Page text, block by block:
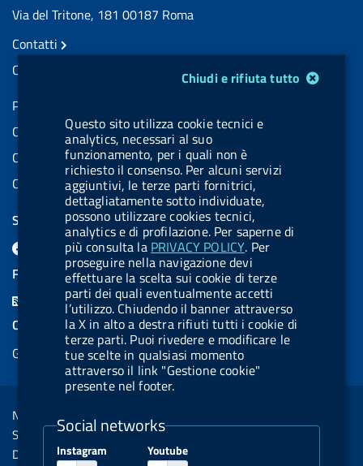
Chiudi e rifiuta tutto
Questo sito utilizza cookie tecnici e
analytics, necessari al suo
funzionamento, per i quali non è
richiesto il consenso. Per alcuni servizi
aggiuntivi, le terze parti fornitrici,
dettagliatamente sotto individuate,
possono utilizzare cookies tecnici,
analytics e di profilazione. Per saperne di
più consulta la PRIVACY POLICY. Per
proseguire nella navigazione devi
effettuare la scelta sui cookie di terze
parti dei quali eventualmente accetti
l’utilizzo. Chiudendo il banner attraverso
la X in alto a destra rifiuti tutti i cookie di
terze parti. Puoi rivedere e modificare le
tue scelte in qualsiasi momento
attraverso il link "Gestione cookie"
presente nel footer.
Social networks
Instagram Youtube
Via del Tritone, 181 00187 Roma
Contatti
Contatti PEC
Partita IVA: 08703841000
Codice Fiscale: 97345810580
Codice IPA AIFA: aifa_rm
Codice IPA UCB: UFE1TR
SEGUICI SU
l
a
b
e
l
.
b
t
t
X
B
l
u
e
s
k
y
Y
o
u
t
u
b
e
l
a
b
e
l
.
b
t
t
FEED RSS
COOKIES
Gestione cookie
Sezione Link Utili
Note legali
Social Media Policy
Dichiarazione di accessibilità